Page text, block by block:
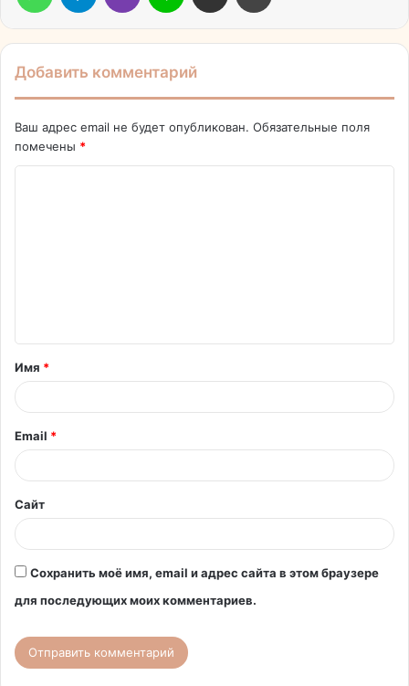
Добавить комментарий
Ваш адрес email не будет опубликован. Обязательные поля
помечены *
т
а
й
*
Имя *
Email *
Сайт
Сохранить моё имя, email и адрес сайта в этом браузере
для последующих моих комментариев.